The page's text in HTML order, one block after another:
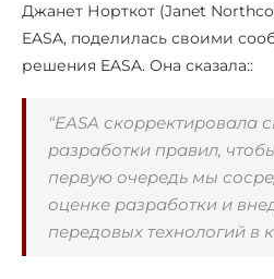
Джанет Норткот (Janet
EASA, поделилась своими
решения EASA. Она сказала::
“EASA скорректировала
разработки правил,
первую очередь мы
оценке разработки и
передовых технологий в